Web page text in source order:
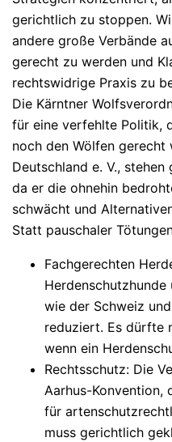
gerichtlich zu stoppen.
andere große Verbände
gerecht zu werden und
rechtswidrige Praxis zu
Die Kärntner
für eine verfehlte Politik,
noch den Wölfen
Deutschland e. V., stehen
da er die ohnehin
schwächt und
Statt pauschaler
Fachgerechten
wie der Schweiz
reduziert. Es dürfte
wenn ein
Rechtsschutz: Die
Aarhus-Konvention,
für
muss gerichtlich